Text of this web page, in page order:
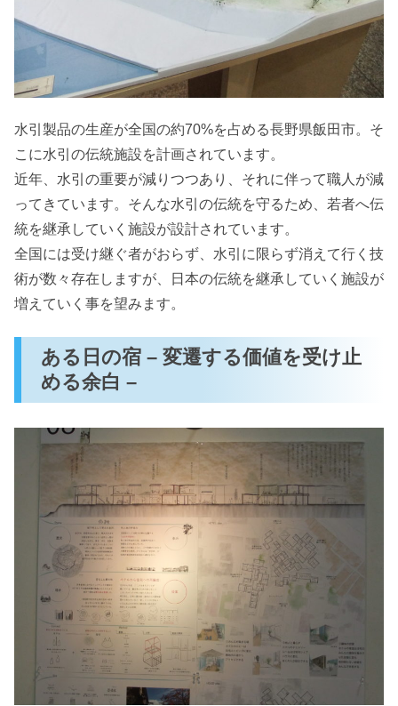
水引製品の生産が全国の約70%を占める長野県飯田市。そ
こに水引の伝統施設を計画されています。
近年、水引の重要が減りつつあり、それに伴って職人が減
ってきています。そんな水引の伝統を守るため、若者へ伝
統を継承していく施設が設計されています。
全国には受け継ぐ者がおらず、水引に限らず消えて行く技
術が数々存在しますが、日本の伝統を継承していく施設が
増えていく事を望みます。
ある日の宿 – 変遷する価値を受け止
める余白 –